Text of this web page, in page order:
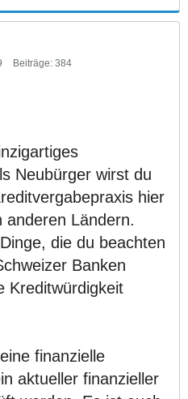
Beiträge: 384
Neubürger wirst du
hier
anderen Ländern.
die du beachten
Banken
Kreditwürdigkeit
finanzielle
aktueller finanzieller